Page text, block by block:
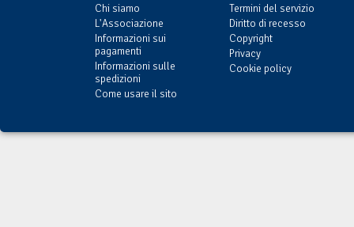
Chi siamo
L'Associazione
Informazioni sui
pagamenti
Informazioni sulle
spedizioni
Come usare il sito
Termini del servizio
Diritto di recesso
Copyright
Privacy
Cookie policy